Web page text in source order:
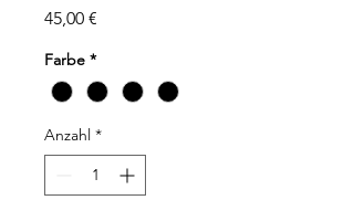
45,00 €
Farbe *
Anzahl *